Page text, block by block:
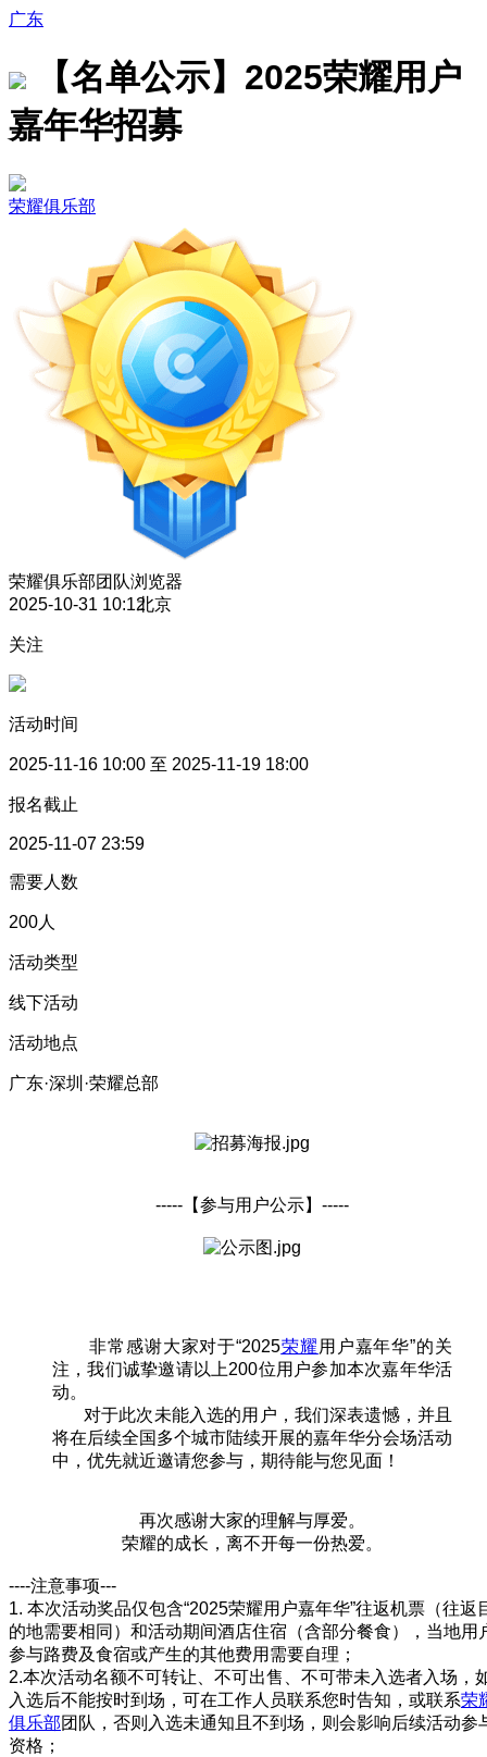
广东
【名单公示】2025荣耀用户
嘉年华招募
荣耀俱乐部
荣耀俱乐部团队浏览器
2025-10-31 10:12北京
关注
活动时间
2025-11-16 10:00 至 2025-11-19 18:00
报名截止
2025-11-07 23:59
需要人数
200人
活动类型
线下活动
活动地点
广东·深圳·荣耀总部
-----【参与用户公示】-----
非常感谢大家对于“2025荣耀 用户嘉年华”的关
注，我们诚挚邀请以上200位用户参加本次嘉年华活
动。
对于此次未能入选的用户，我们深表遗憾，并且
将在后续全国多个城市陆续开展的嘉年华分会场活动
中，优先就近邀请您参与，期待能与您见面！
再次感谢大家的理解与厚爱。
荣耀的成长，离不开每一份热爱。
----注意事项---
1. 本次活动奖品仅包含“2025荣耀用户嘉年华”往返机票（往返
的地需要相同）和活动期间酒店住宿（含部分餐食），当地用
参与路费及食宿或产生的其他费用需要自理；
2.本次活动名额不可转让、不可出售、不可带未入选者入场，
入选后不能按时到场，可在工作人员联系您时告知，或联系荣
俱乐部团队，否则入选未通知且不到场，则会影响后续活动参
资格；